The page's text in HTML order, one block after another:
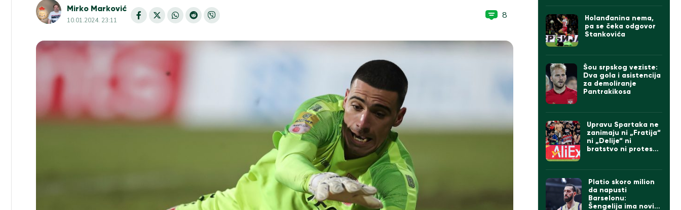
Mirko Marković
10.01.2024. 23:11 8
Holanđanina nema,
pa se čeka odgovor
Stankovića
Šou srpskog veziste:
Dva gola i asistencija
za demoliranje
Pantrakikosa
Upravu Spartaka ne
zanimaju ni „Fratija“
ni „Delije“ ni
bratstvo ni protesti:
(FOTO)
Platio skoro milion
da napusti
Barselonu:
Šengelija ima novi